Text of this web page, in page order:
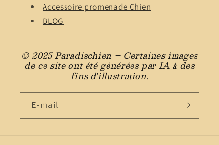
Accessoire promenade Chien
BLOG
© 2025 Paradischien – Certaines images
de ce site ont été générées par IA à des
fins d’illustration.
E-mail